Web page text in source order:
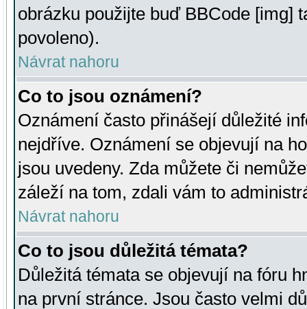
obrázku použijte buď BBCode [img]
povoleno).
Návrat nahoru
Co to jsou oznámení?
Oznámení často přinášejí důležité
nejdříve. Oznámení se objevují na
jsou uvedeny. Zda můžete či
záleží na tom, zdali vám to
Návrat nahoru
Co to jsou důležitá témata?
Důležitá témata se objevují na fóru
na první stránce. Jsou často velmi